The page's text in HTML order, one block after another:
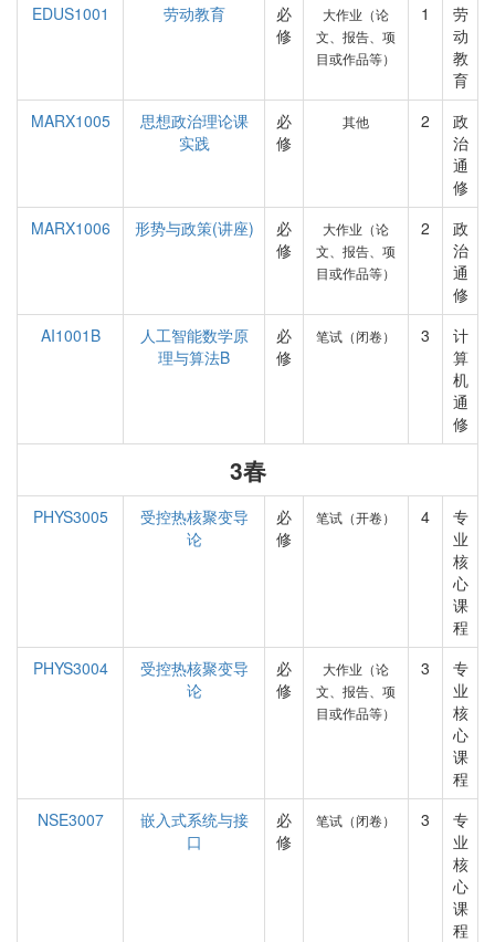
EDUS1001 劳动教育
必
修
大作业（论
文、报告、项
目或作品等）
1
劳
动
教
育
MARX1005
思想政治理论课
实践
必
修
其他 2
政
治
通
修
MARX1006
形势与政策(讲座)
必
修
大作业（论
文、报告、项
目或作品等）
2
政
治
通
修
AI1001B
人工智能数学原
理与算法B
必
修
笔试（闭卷） 3
计
算
机
通
修
3春
PHYS3005
受控热核聚变导
论
必
修
笔试（开卷） 4
专
业
核
心
课
程
PHYS3004
受控热核聚变导
论
必
修
大作业（论
文、报告、项
目或作品等）
3
专
业
核
心
课
程
NSE3007
嵌入式系统与接
口
必
修
笔试（闭卷） 3
专
业
核
心
课
程